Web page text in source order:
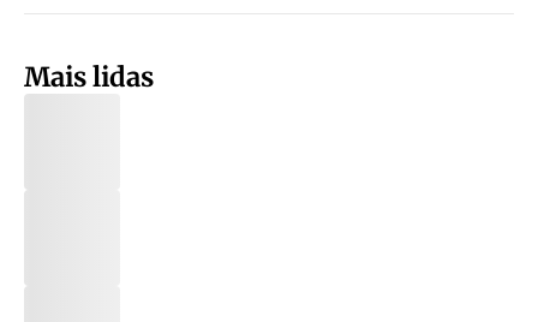
Mais lidas